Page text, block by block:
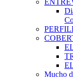
Mucho